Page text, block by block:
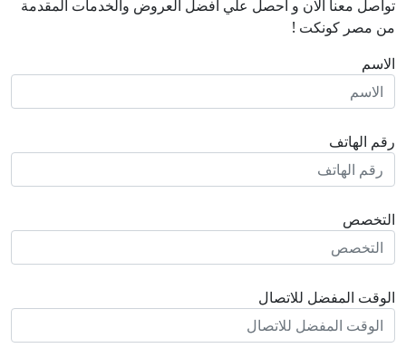
تواصل معنا الان و احصل علي افضل العروض والخدمات المقدمة
من مصر كونكت !
الاسم
رقم الهاتف
التخصص
الوقت المفضل للاتصال